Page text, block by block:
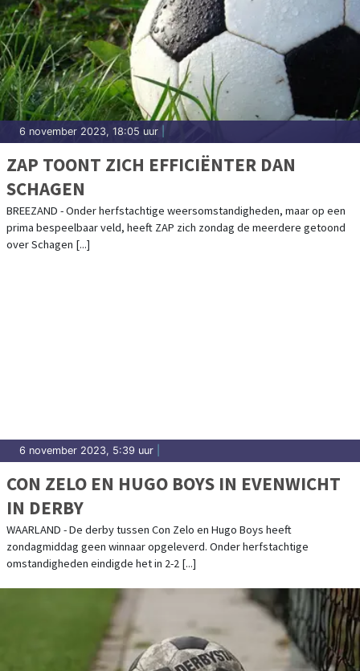
6 november 2023, 18:05 uur
ZAP TOONT ZICH EFFICIËNTER DAN
SCHAGEN
BREEZAND - Onder herfstachtige weersomstandigheden, maar op een
prima bespeelbaar veld, heeft ZAP zich zondag de meerdere getoond
over Schagen [...]
6 november 2023, 5:39 uur
CON ZELO EN HUGO BOYS IN EVENWICHT
IN DERBY
WAARLAND - De derby tussen Con Zelo en Hugo Boys heeft
zondagmiddag geen winnaar opgeleverd. Onder herfstachtige
omstandigheden eindigde het in 2-2 [...]